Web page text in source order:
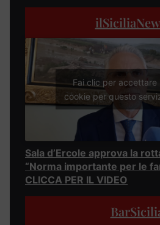
Fai clic per accettare i
cookie per questo
Sala d’Ercole approva la
“Norma importante per le
CLICCA PER IL VIDEO